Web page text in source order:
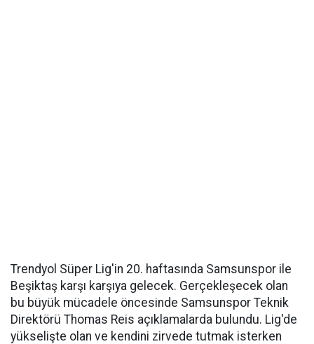
Trendyol Süper Lig'in 20. haftasında Samsunspor ile
Beşiktaş karşı karşıya gelecek. Gerçekleşecek olan
bu büyük mücadele öncesinde Samsunspor Teknik
Direktörü Thomas Reis açıklamalarda bulundu. Lig'de
yükselişte olan ve kendini zirvede tutmak isterken